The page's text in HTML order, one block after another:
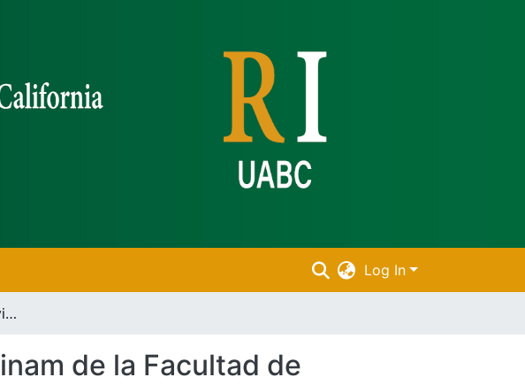
Log In
Administración del servidor Kinam de la Facultad de Ciencias /
de la Facultad de